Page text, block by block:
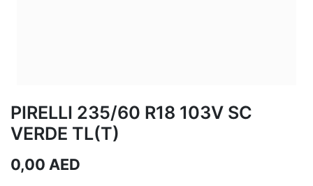
PIRELLI 235/60 R18 103V SC
VERDE TL(T)
0,00 AED